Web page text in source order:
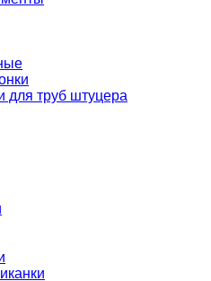
для труб штуцера